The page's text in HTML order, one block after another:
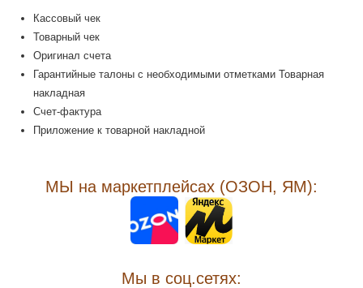
Кассовый чек
Товарный чек
Оригинал счета
Гарантийные талоны с необходимыми отметками Товарная
накладная
Счет-фактура
Приложение к товарной накладной
МЫ на маркетплейсах (ОЗОН, ЯМ):
Мы в соц.сетях: